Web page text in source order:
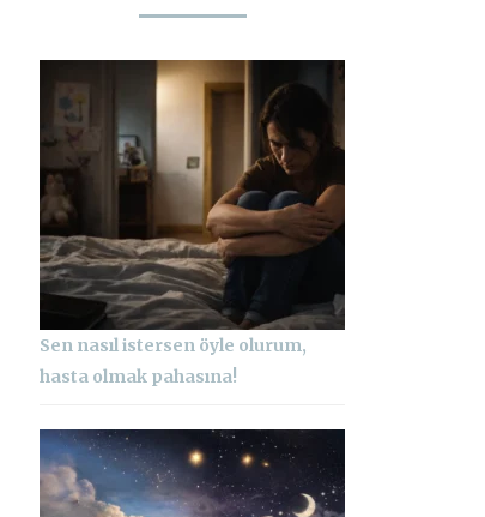
Sen nasıl istersen öyle olurum,
hasta olmak pahasına!